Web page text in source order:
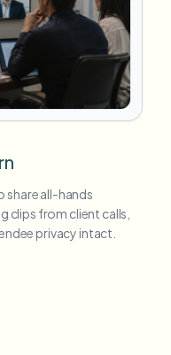
share all-hands
clips from client calls,
privacy intact.